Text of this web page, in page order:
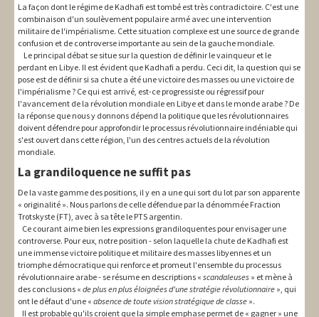
Social
La façon dont le régime de Kadhafi est tombé est très contradictoire. C'est une
combinaison d'un soulèvement populaire armé avec une intervention
militaire de l'impérialisme. Cette situation complexe est une source de grande
confusion et de controverse importante au sein de la gauche mondiale.
Le principal débat se situe sur la question de définir le vainqueur et le
perdant en Libye. Il est évident que Kadhafi a perdu. Ceci dit, la question qui se
pose est de définir si sa chute a été une victoire des masses ou une victoire de
l'impérialisme ? Ce qui est arrivé, est-ce progressiste ou régressif pour
l'avancement de la révolution mondiale en Libye et dans le monde arabe ? De
la réponse que nous y donnons dépend la politique que les révolutionnaires
doivent défendre pour approfondir le processus révolutionnaire indéniable qui
s'est ouvert dans cette région, l'un des centres actuels de la révolution
mondiale.
La grandiloquence ne suffit pas
De la vaste gamme des positions, il y en a une qui sort du lot par son apparente
« originalité ». Nous parlons de celle défendue par la dénommée Fraction
Trotskyste (FT), avec à sa tête le PTS argentin.
Ce courant aime bien les expressions grandiloquentes pour envisager une
controverse. Pour eux, notre position - selon laquelle la chute de Kadhafi est
une immense victoire politique et militaire des masses libyennes et un
triomphe démocratique qui renforce et promeut l'ensemble du processus
révolutionnaire arabe - se résume en descriptions « scandaleuses » et mène à
des conclusions « de plus en plus éloignées d'une stratégie révolutionnaire », qui
ont le défaut d'une « absence de toute vision stratégique de classe ».
Il est probable qu'ils croient que la simple emphase permet de « gagner » une